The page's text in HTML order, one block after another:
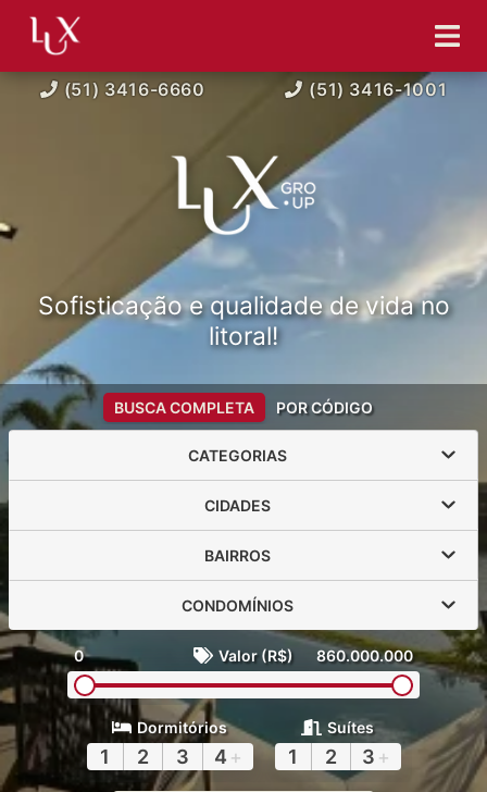
(51) 3416-6660 (51) 3416-1001
Sofisticação e qualidade de vida no
litoral!
BUSCA COMPLETA POR CÓDIGO
CATEGORIAS
CIDADES
BAIRROS
CONDOMÍNIOS
0 Valor (R$) 860.000.000
Dormitórios
1 2 3 4 +
Suítes
1 2 3 +